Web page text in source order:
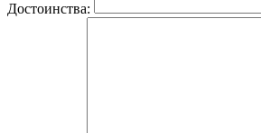
Достоинства: